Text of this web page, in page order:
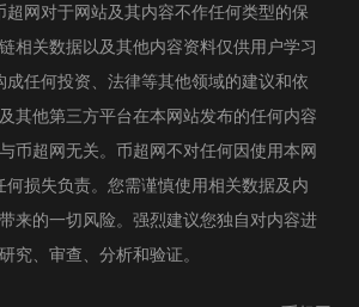
超网对于网站及其内容不作任何类型的保
相关数据以及其他内容资料仅供用户学习
成任何投资、法律等其他领域的建议和依
其他第三方平台在本网站发布的任何内容
币超网无关。币超网不对任何因使用本网
何损失负责。您需谨慎使用相关数据及内
来的一切风险。强烈建议您独自对内容进
究、审查、分析和验证。